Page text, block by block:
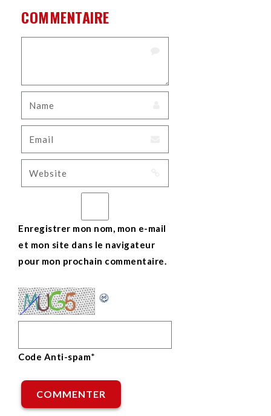
COMMENTAIRE
Enregistrer mon nom, mon e-mail
et mon site dans le navigateur
pour mon prochain commentaire.
Code Anti-spam*